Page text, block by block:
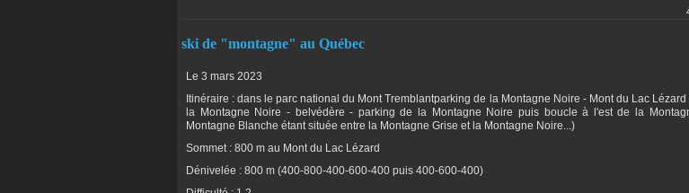
ski de "montagne" au Québec
Le 3 mars 2023
Itinéraire : dans le parc national du Mont Tremblantparking de la Montagne Noire - Mont du Lac Lézard
la Montagne Noire - belvédère - parking de la Montagne Noire puis boucle à l'est de la
Montagne Blanche étant située entre la Montagne Grise et la Montagne Noire...)
Sommet : 800 m au Mont du Lac Lézard
Dénivelée : 800 m (400-800-400-600-400 puis 400-600-400)